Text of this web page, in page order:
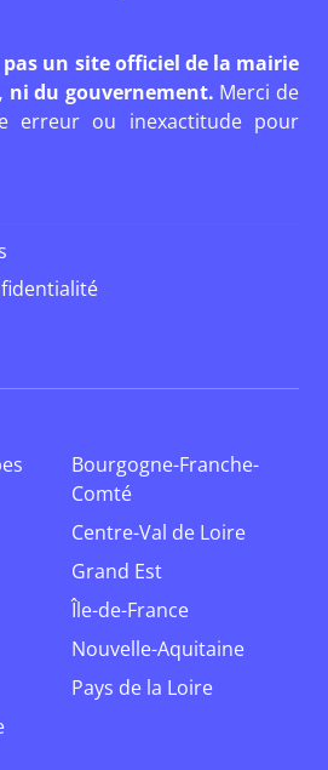
un site officiel de la mairie
ni du gouvernement. Merci de
erreur ou inexactitude pour
Bourgogne-Franche-
Comté
Centre-Val de Loire
Grand Est
Île-de-France
Nouvelle-Aquitaine
Pays de la Loire